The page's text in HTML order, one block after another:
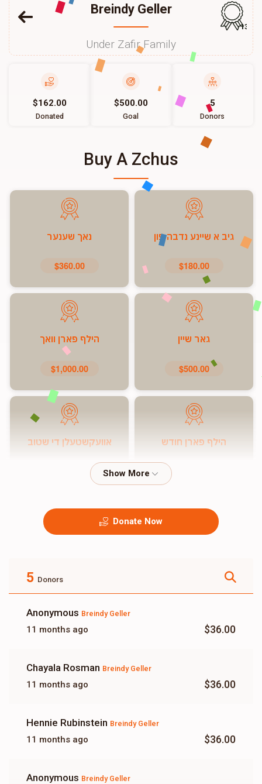
Breindy Geller
Under Zafir Family
132
$162.00
Donated
$500.00
Goal
5
Donors
Buy A Zchus
גיב א שיינע נדבה פון
$180.00
נאך שענער
$360.00
גאר שיין
$500.00
הילף פארן וואך
$1,000.00
הילף פארן חודש אוועקשטעלן די שטוב
Donate Now
5 Donors
Anonymous Breindy Geller
11 months ago $36.00
Chayala Rosman Breindy Geller
11 months ago $36.00
Hennie Rubinstein Breindy Geller
11 months ago $36.00
Anonymous Breindy Geller